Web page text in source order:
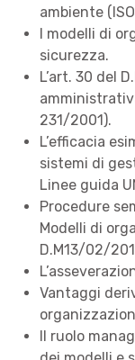
ambiente
I modelli di
sicurezza.
L’art. 30 del
231/2001).
L’efficacia
sistemi di
Linee guida
Procedure
Modelli di
D.M13/02/
Vantaggi
Il ruolo